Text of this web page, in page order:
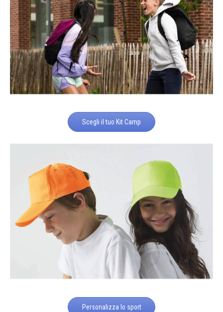
Scegli il tuo Kit Camp
Personalizza lo sport